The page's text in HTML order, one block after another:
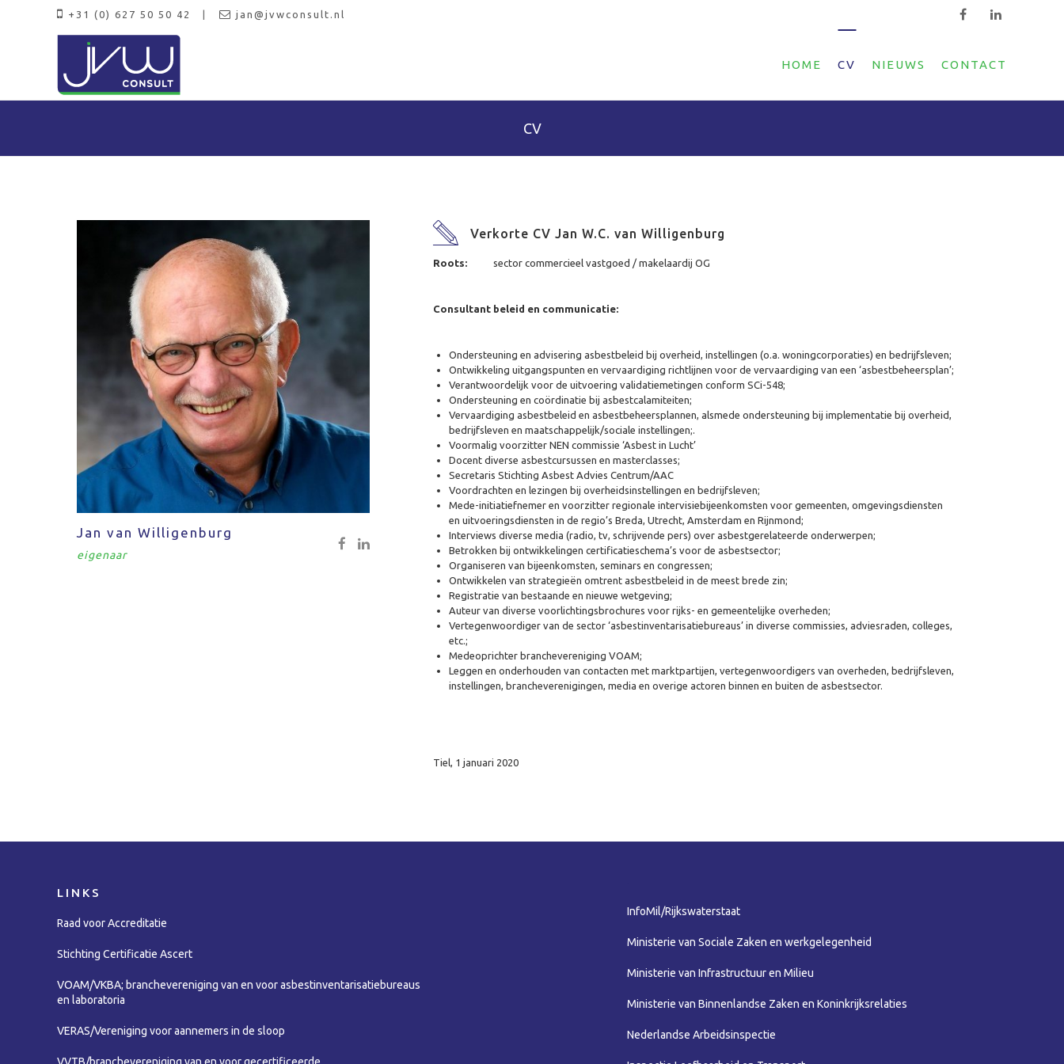
+31 (0) 627 50 50 42 jan@jvwconsult.nl
HOME CV NIEUWS CONTACT
CV
Jan van Willigenburg
eigenaar
Verkorte CV Jan W.C. van Willigenburg
Roots: sector commercieel vastgoed / makelaardij OG
Consultant beleid en communicatie:
Ondersteuning en advisering asbestbeleid bij overheid, instellingen (o.a. woningcorporaties) en bedrijfsleven;
Ontwikkeling uitgangspunten en vervaardiging richtlijnen voor de vervaardiging van een ‘asbestbeheersplan’;
Verantwoordelijk voor de uitvoering validatiemetingen conform SCi-548;
Ondersteuning en coördinatie bij asbestcalamiteiten;
Vervaardiging asbestbeleid en asbestbeheersplannen, alsmede ondersteuning bij implementatie bij overheid,
bedrijfsleven en maatschappelijk/sociale instellingen;.
Voormalig voorzitter NEN commissie ‘Asbest in Lucht’
Docent diverse asbestcursussen en masterclasses;
Secretaris Stichting Asbest Advies Centrum/AAC
Voordrachten en lezingen bij overheidsinstellingen en bedrijfsleven;
Mede-initiatiefnemer en voorzitter regionale intervisiebijeenkomsten voor gemeenten, omgevingsdiensten
en uitvoeringsdiensten in de regio’s Breda, Utrecht, Amsterdam en Rijnmond;
Interviews diverse media (radio, tv, schrijvende pers) over asbestgerelateerde onderwerpen;
Betrokken bij ontwikkelingen certificatieschema’s voor de asbestsector;
Organiseren van bijeenkomsten, seminars en congressen;
Ontwikkelen van strategieën omtrent asbestbeleid in de meest brede zin;
Registratie van bestaande en nieuwe wetgeving;
Auteur van diverse voorlichtingsbrochures voor rijks- en gemeentelijke overheden;
Vertegenwoordiger van de sector ‘asbestinventarisatiebureaus’ in diverse commissies, adviesraden, colleges,
etc.;
Medeoprichter branchevereniging VOAM;
Leggen en onderhouden van contacten met marktpartijen, vertegenwoordigers van overheden, bedrijfsleven,
instellingen, brancheverenigingen, media en overige actoren binnen en buiten de asbestsector.
Tiel, 1 januari 2020
LINKS
Raad voor Accreditatie
Stichting Certificatie Ascert
VOAM/VKBA; branchevereniging van en voor asbestinventarisatiebureaus
en laboratoria
VERAS/Vereniging voor aannemers in de sloop
InfoMil/Rijkswaterstaat
Ministerie van Sociale Zaken en werkgelegenheid
Ministerie van Infrastructuur en Milieu
Ministerie van Binnenlandse Zaken en Koninkrijksrelaties
Nederlandse Arbeidsinspectie